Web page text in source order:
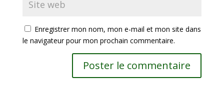
Enregistrer mon nom, mon e-mail et mon site dans
le navigateur pour mon prochain commentaire.